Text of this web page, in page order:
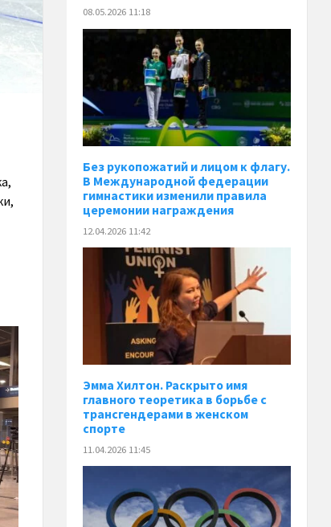
08.05.2026 11:18
Без рукопожатий и лицом к флагу.
В Международной федерации
гимнастики изменили правила
церемонии награждения
12.04.2026 11:42
Эмма Хилтон. Раскрыто имя
главного теоретика в борьбе с
трансгендерами в женском
спорте
11.04.2026 11:45